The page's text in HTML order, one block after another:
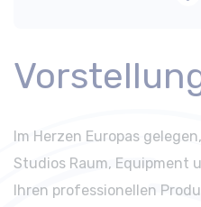
Im Herzen Europas
Studios Raum, Equipment
Ihren professionellen